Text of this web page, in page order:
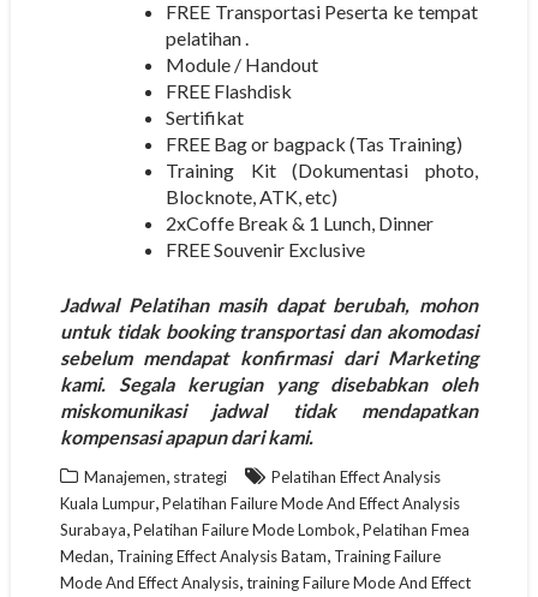
FREE Transportasi Peserta ke tempat
pelatihan .
Module / Handout
FREE Flashdisk
Sertifikat
FREE Bag or bagpack (Tas Training)
Training Kit (Dokumentasi photo,
Blocknote, ATK, etc)
2xCoffe Break & 1 Lunch, Dinner
FREE Souvenir Exclusive
Jadwal Pelatihan masih dapat berubah, mohon
untuk tidak booking transportasi dan akomodasi
sebelum mendapat konfirmasi dari Marketing
kami. Segala kerugian yang disebabkan oleh
miskomunikasi jadwal tidak mendapatkan
kompensasi apapun dari kami.
Manajemen, strategi
Pelatihan Effect Analysis
Kuala Lumpur,Pelatihan Failure Mode And Effect Analysis
Surabaya,Pelatihan Failure Mode Lombok,Pelatihan Fmea
Medan, Training Effect Analysis Batam, Training Failure
Mode And Effect Analysis,training Failure Mode And Effect